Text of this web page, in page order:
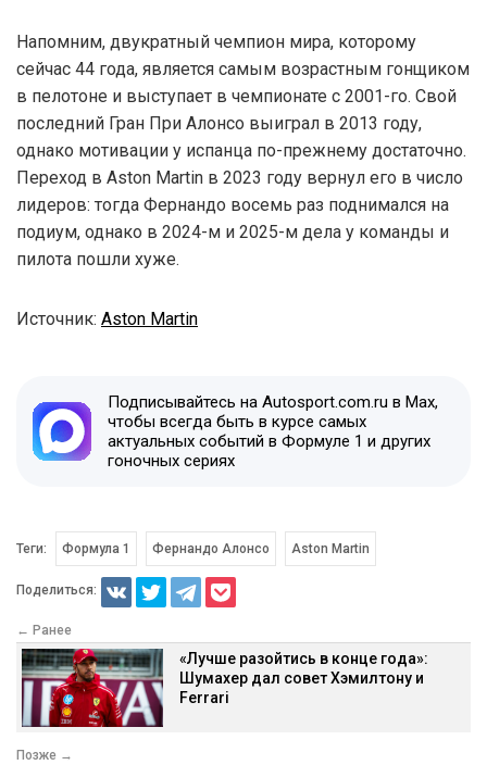
Напомним, двукратный чемпион мира, которому
сейчас 44 года, является самым возрастным гонщиком
в пелотоне и выступает в чемпионате с 2001-го. Свой
последний Гран При Алонсо выиграл в 2013 году,
однако мотивации у испанца по-прежнему достаточно.
Переход в Aston Martin в 2023 году вернул его в число
лидеров: тогда Фернандо восемь раз поднимался на
подиум, однако в 2024-м и 2025-м дела у команды и
пилота пошли хуже.
Источник: Aston Martin
Подписывайтесь на Autosport.com.ru в Max,
чтобы всегда быть в курсе самых
актуальных событий в Формуле 1 и других
гоночных сериях
Теги: Формула 1 Фернандо Алонсо Aston Martin
Поделиться:
← Ранее
«Лучше разойтись в конце года»:
Шумахер дал совет Хэмилтону и
Ferrari
Позже →